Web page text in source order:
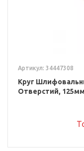
Артикул: 34447308
Круг
Отверстий,